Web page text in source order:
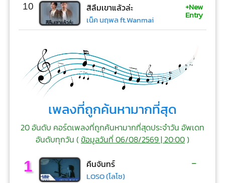
10 สิลืมเขาแล้วล่ะ
เน็ค นฤพล ft.Wanmai
+New
Entry
เพลงที่ถูกค้นหามากที่สุด
20 อันดับ คอร์ดเพลงที่ถูกค้นหามากที่สุดประจำวัน อัพเดท
อันดับทุกวัน (ข้อมูลวันที่ 06/08/2569 | 20:00)
1 คืนจันทร์
LOSO (โลโซ)
-